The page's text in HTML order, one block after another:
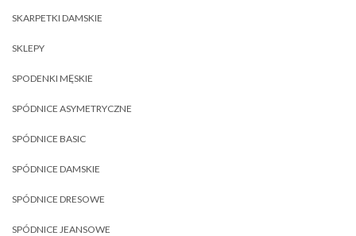
SKARPETKI DAMSKIE
SKLEPY
SPODENKI MĘSKIE
SPÓDNICE ASYMETRYCZNE
SPÓDNICE BASIC
SPÓDNICE DAMSKIE
SPÓDNICE DRESOWE
SPÓDNICE JEANSOWE